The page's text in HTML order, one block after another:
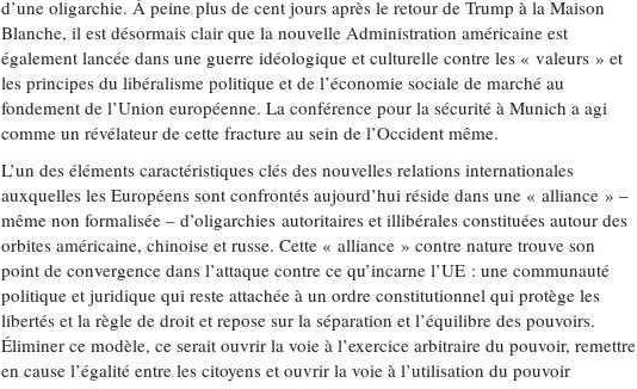
d’une oligarchie. À peine plus de cent jours après le retour de Trump à la Maison
Blanche, il est désormais clair que la nouvelle Administration américaine est
également lancée dans une guerre idéologique et culturelle contre les « valeurs » et
les principes du libéralisme politique et de l’économie sociale de marché au
fondement de l’Union européenne. La conférence pour la sécurité à Munich a agi
comme un révélateur de cette fracture au sein de l’Occident même.
L’un des éléments caractéristiques clés des nouvelles relations internationales
auxquelles les Européens sont confrontés aujourd’hui réside dans une « alliance » –
même non formalisée – d’oligarchies autoritaires et illibérales constituées autour des
orbites américaine, chinoise et russe. Cette « alliance » contre nature trouve son
point de convergence dans l’attaque contre ce qu’incarne l’UE : une communauté
politique et juridique qui reste attachée à un ordre constitutionnel qui protège les
libertés et la règle de droit et repose sur la séparation et l’équilibre des pouvoirs.
Éliminer ce modèle, ce serait ouvrir la voie à l’exercice arbitraire du pouvoir, remettre
en cause l’égalité entre les citoyens et ouvrir la voie à l’utilisation du pouvoir